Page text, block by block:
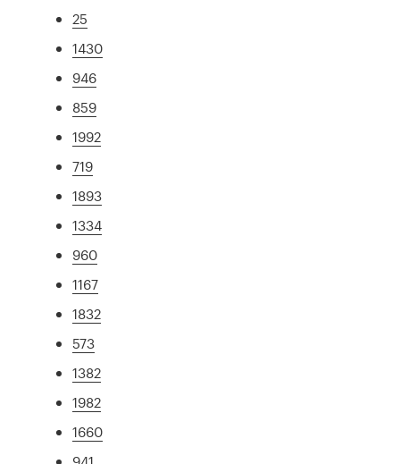
25
1430
946
859
1992
719
1893
1334
960
1167
1832
573
1382
1982
1660